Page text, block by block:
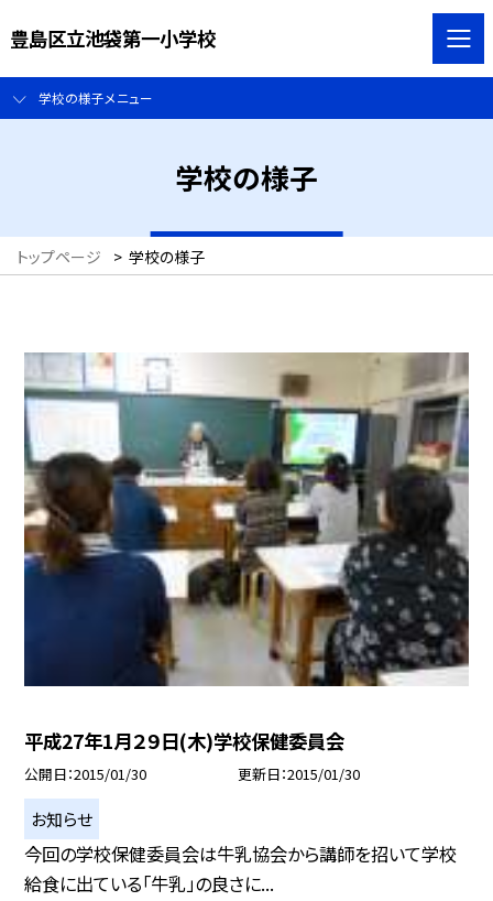
豊島区立池袋第一小学校
学校の様子メニュー
学校の様子
トップページ > 学校の様子
平成27年1月２９日(木)学校保健委員会
公開日 2015/01/30 更新日 2015/01/30
お知らせ
今回の学校保健委員会は牛乳協会から講師を招いて学校
給食に出ている「牛乳」の良さに...